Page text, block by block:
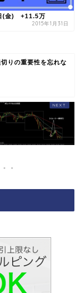
(金) +11.5万
2015年1月31日
りの重要性を忘れな